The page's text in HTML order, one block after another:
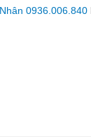
Nhân 0936.006.840